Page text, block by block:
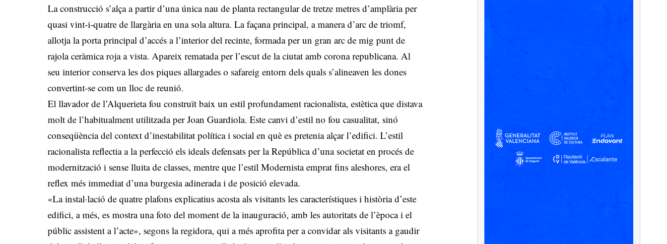
La construcció s’alça a partir d’una única nau de planta rectangular de tretze metres d’amplària per
quasi vint-i-quatre de llargària en una sola altura. La façana principal, a manera d’arc de triomf,
allotja la porta principal d’accés a l’interior del recinte, formada per un gran arc de mig punt de
rajola ceràmica roja a vista. Apareix rematada per l’escut de la ciutat amb corona republicana. Al
seu interior conserva les dos piques allargades o safareig entorn dels quals s’alineaven les dones
convertint-se com un lloc de reunió.
El llavador de l’Alquerieta fou construït baix un estil profundament racionalista, estètica que distava
molt de l’habitualment utilitzada per Joan Guardiola. Este canvi d’estil no fou casualitat, sinó
conseqüència del context d’inestabilitat política i social en què es pretenia alçar l’edifici. L’estil
racionalista reflectia a la perfecció els ideals defensats per la República d’una societat en procés de
modernització i sense lluita de classes, mentre que l’estil Modernista emprat fins aleshores, era el
reflex més immediat d’una burgesia adinerada i de posició elevada.
«La instal·lació de quatre plafons explicatius acosta als visitants les característiques i història d’este
edifici, a més, es mostra una foto del moment de la inauguració, amb les autoritats de l’època i el
públic assistent a l’acte», segons la regidora, qui a més aprofita per a convidar als visitants a gaudir